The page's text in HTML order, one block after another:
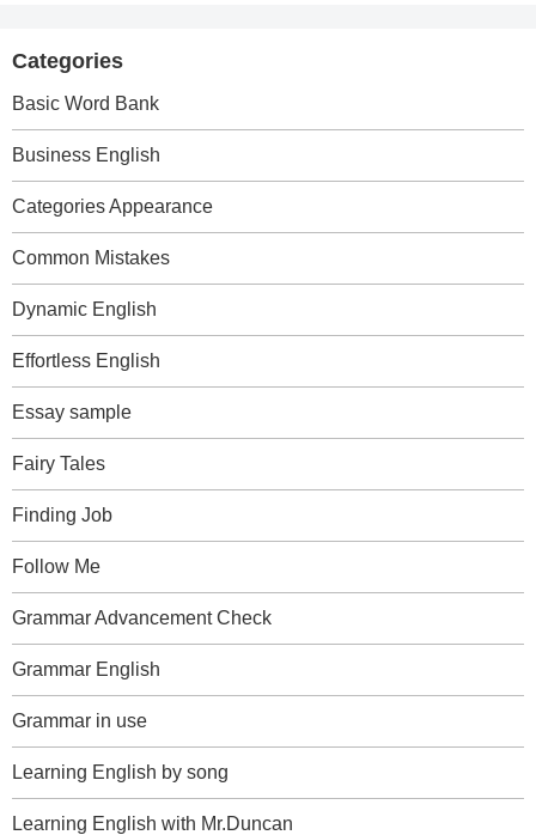
Categories
Basic Word Bank
Business English
Categories Appearance
Common Mistakes
Dynamic English
Effortless English
Essay sample
Fairy Tales
Finding Job
Follow Me
Grammar Advancement Check
Grammar English
Grammar in use
Learning English by song
Learning English with Mr.Duncan